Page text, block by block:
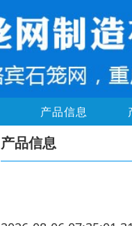
产品信息
产品信息